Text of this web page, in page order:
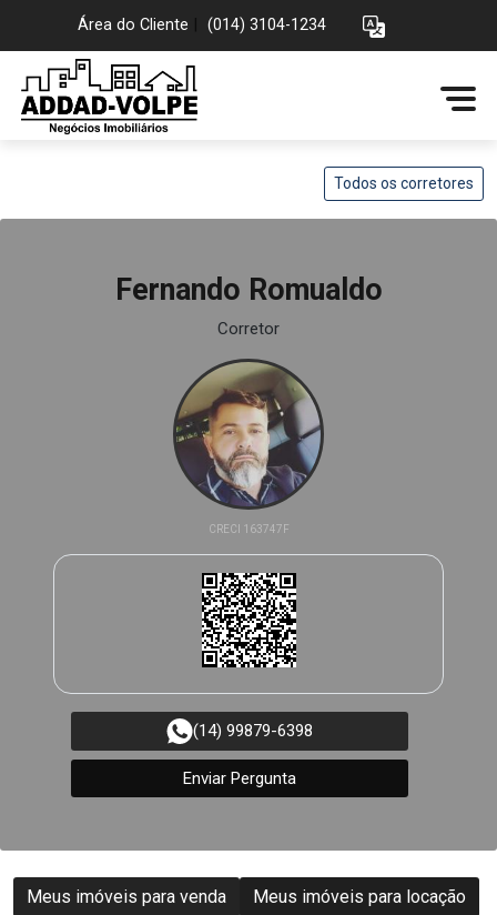
Área do Cliente (014) 3104-1234
Todos os corretores
Fernando Romualdo
Corretor
CRECI 163747F
(14) 99879-6398
Enviar Pergunta
Meus imóveis para venda Meus imóveis para locação